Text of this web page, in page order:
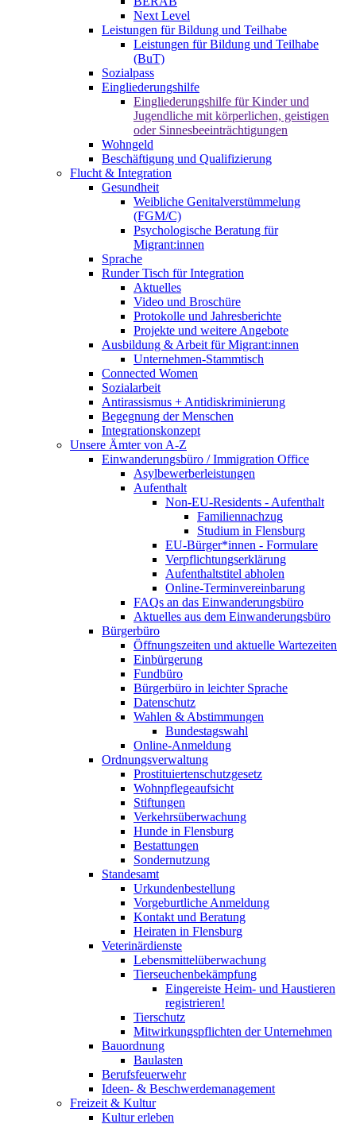
Next Level
Leistungen für Bildung und Teilhabe
Leistungen für Bildung und Teilhabe
(BuT)
Sozialpass
Eingliederungshilfe
Eingliederungshilfe für Kinder und
Jugendliche mit körperlichen, geistigen
oder Sinnesbeeinträchtigungen
Wohngeld
Beschäftigung und Qualifizierung
Flucht & Integration
Gesundheit
Weibliche Genitalverstümmelung
(FGM/C)
Psychologische Beratung für
Migrant:innen
Sprache
Runder Tisch für Integration
Aktuelles
Video und Broschüre
Protokolle und Jahresberichte
Projekte und weitere Angebote
Ausbildung & Arbeit für Migrant:innen
Unternehmen-Stammtisch
Connected Women
Sozialarbeit
Antirassismus + Antidiskriminierung
Begegnung der Menschen
Integrationskonzept
Unsere Ämter von A-Z
Einwanderungsbüro / Immigration Office
Asylbewerberleistungen
Aufenthalt
Non-EU-Residents - Aufenthalt
Familiennachzug
Studium in Flensburg
EU-Bürger*innen - Formulare
Verpflichtungserklärung
Aufenthaltstitel abholen
Online-Terminvereinbarung
FAQs an das Einwanderungsbüro
Aktuelles aus dem Einwanderungsbüro
Bürgerbüro
Öffnungszeiten und aktuelle Wartezeiten
Einbürgerung
Fundbüro
Bürgerbüro in leichter Sprache
Datenschutz
Wahlen & Abstimmungen
Bundestagswahl
Online-Anmeldung
Ordnungsverwaltung
Prostituiertenschutzgesetz
Wohnpflegeaufsicht
Stiftungen
Verkehrsüberwachung
Hunde in Flensburg
Bestattungen
Sondernutzung
Standesamt
Urkundenbestellung
Vorgeburtliche Anmeldung
Kontakt und Beratung
Heiraten in Flensburg
Veterinärdienste
Lebensmittelüberwachung
Tierseuchenbekämpfung
Eingereiste Heim- und Haustieren
registrieren!
Tierschutz
Mitwirkungspflichten der Unternehmen
Bauordnung
Baulasten
Berufsfeuerwehr
Ideen- & Beschwerdemanagement
Freizeit & Kultur
Kultur erleben